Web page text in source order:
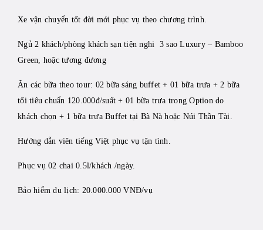
Xe vận chuyển tốt đời mới phục vụ theo chương trình.
Ngủ 2 khách/phòng khách sạn tiện nghi 3 sao Luxury – Bamboo
Green, hoặc tương đương
Ăn các bữa theo tour: 02 bữa sáng buffet + 01 bữa trưa + 2 bữa
tối tiêu chuẩn 120.000đ/suất + 01 bữa trưa trong Option do
khách chọn + 1 bữa trưa Buffet tại Bà Nà hoặc Núi Thần Tài.
Hướng dẫn viên tiếng Việt phục vụ tận tình.
Phục vụ 02 chai 0.5l/khách /ngày.
Bảo hiểm du lịch: 20.000.000 VNĐ/vụ